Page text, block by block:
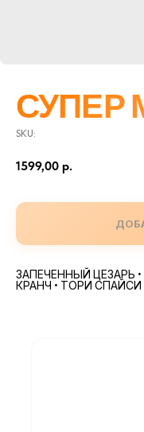
СУПЕР
SKU:
1599,00 р.
ЗАПЕЧЕННЫЙ ЦЕЗАРЬ
КРАНЧ • ТОРИ СПАЙСИ